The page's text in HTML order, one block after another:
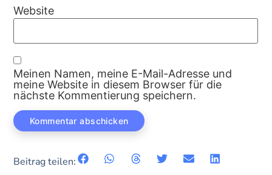
Website
Meinen Namen, meine E-Mail-Adresse und
meine Website in diesem Browser für die
nächste Kommentierung speichern.
Beitrag teilen: